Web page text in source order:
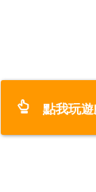
點我玩遊